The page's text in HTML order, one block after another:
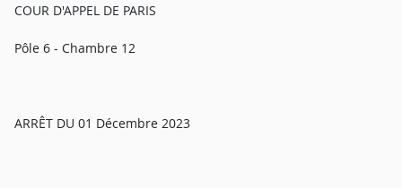
COUR D'APPEL DE PARIS
Pôle 6 - Chambre 12
ARRÊT DU 01 Décembre 2023